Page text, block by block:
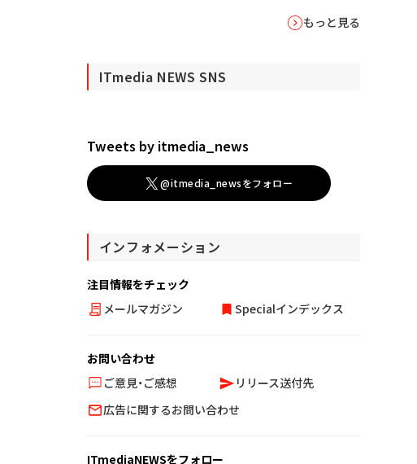
もっと見る
ITmedia NEWS SNS
Tweets by itmedia_news
@itmedia_newsをフォロー
インフォメーション
注目情報をチェック
メールマガジン
Specialインデックス
お問い合わせ
ご意見・ご感想
リリース送付先
広告に関するお問い合わせ
ITmediaNEWSをフォロー